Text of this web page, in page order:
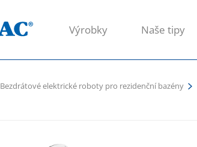
Výrobky Naše tipy
Bezdrátové elektrické roboty pro rezidenční bazény